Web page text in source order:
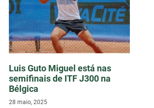
Luis Guto Miguel está nas
semifinais de ITF J300 na
Bélgica
28 maio, 2025